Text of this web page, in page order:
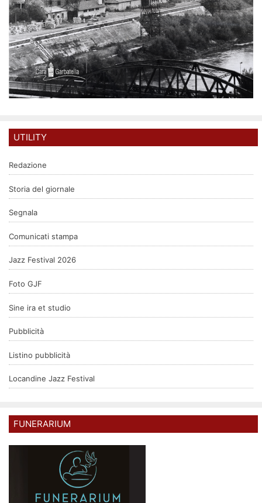
UTILITY
Redazione
Storia del giornale
Segnala
Comunicati stampa
Jazz Festival 2026
Foto GJF
Sine ira et studio
Pubblicità
Listino pubblicità
Locandine Jazz Festival
FUNERARIUM